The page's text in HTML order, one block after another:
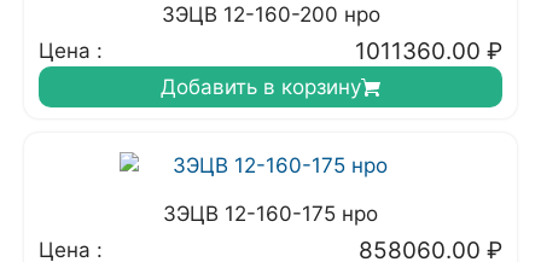
3ЭЦВ 12-160-200 нро
Цена :
1011360.00 ₽
Добавить в корзину
3ЭЦВ 12-160-175 нро
Цена :
858060.00 ₽